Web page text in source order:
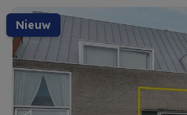
nieuw